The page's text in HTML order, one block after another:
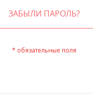
ЗАБЫЛИ ПАРОЛЬ?